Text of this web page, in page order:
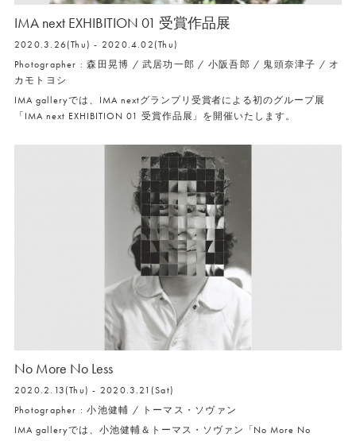
IMA next EXHIBITION 01 受賞作品展
2020.3.26(Thu) - 2020.4.02(Thu)
Photographer : 森田晃博 / 武居功一郎 / 小阪吾郎 / 鬼頭奈津子 / オ
カモトヨシ
IMA galleryでは、IMA nextグランプリ受賞者による初のグループ展
「IMA next EXHIBITION 01 受賞作品展」を開催いたします。
No More No Less
2020.2.13(Thu) - 2020.3.21(Sat)
Photographer : 小池健輔 / トーマス・ソヴァン
IMA galleryでは、小池健輔＆トーマス・ソヴァン「No More No